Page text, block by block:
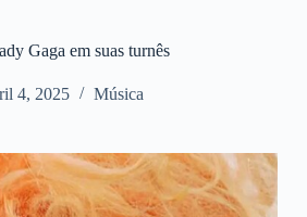
Gaga em suas turnês
4, 2025 Música